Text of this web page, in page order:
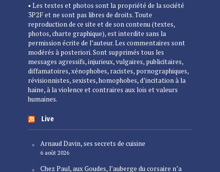
• Les textes et photos sont la propriété de la société
3P2F et ne sont pas libres de droits. Toute
reproduction de ce site et de son contenu (textes,
photos, charte graphique), est interdite sans la
permission écrite de l’auteur. Les commentaires sont
modérés à posteriori. Sont supprimés tous les
messages agressifs, injurieux, vulgaires, publicitaires,
diffamatoires, xénophobes, racistes, pornographiques,
révisionnistes, sexistes, homophobes, d’incitation à la
haine, à la violence et contraires aux lois et valeurs
humaines.
Live
Arnaud Davin, ses secrets de cuisine
6 août 2026
Chez Paul, aux Goudes, l’auberge du corsaire n’a